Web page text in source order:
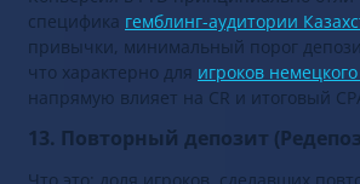
Конверсия в FTD принципиально
специфика гемблинг-аудитории
привычки, минимальный порог
что характерно дляигроков немецкого
напрямую влияет на CR и итоговый CPA.
13. Повторный депозит